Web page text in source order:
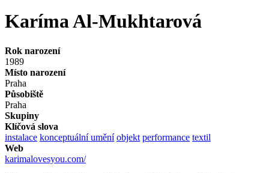
Karíma Al-Mukhtarová
Rok narození
1989
Místo narození
Praha
Působiště
Praha
Skupiny
Klíčová slova
instalace konceptuální umění objekt performance textil
Web
karimalovesyou.com/